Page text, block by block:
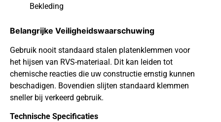
Bekleding
Belangrijke Veiligheidswaarschuwing
Gebruik nooit standaard stalen platenklemmen voor
het hijsen van RVS-materiaal. Dit kan leiden tot
chemische reacties die uw constructie ernstig kunnen
beschadigen. Bovendien slijten standaard klemmen
sneller bij verkeerd gebruik.
Technische Specificaties